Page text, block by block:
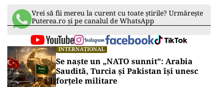
Vrei să fii mereu la curent cu toate știrile? Urmărește
Puterea.ro și pe canalul de WhatsApp
INTERNAȚIONAL
Se naște un „NATO sunnit”: Arabia
Saudită, Turcia și Pakistan își unesc
forțele militare